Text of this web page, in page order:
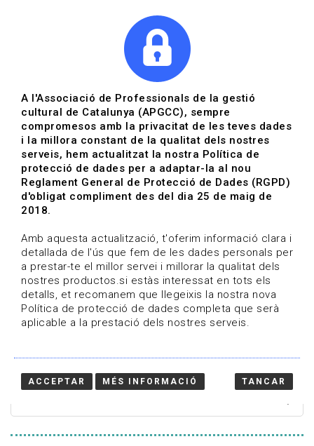
Actualitza't
Vols estar al dia?
HOME / BLOG
Estigues al dia
Convocatòries, activitats i notícies del sector de la
cultura.
A l'Associació de Professionals de la gestió
cultural de Catalunya (APGCC), sempre
compromesos amb la privacitat de les teves dades
i la millora constant de la qualitat dels nostres
serveis, hem actualitzat la nostra Política de
protecció de dades per a adaptar-la al nou
Reglament General de Protecció de Dades (RGPD)
d'obligat compliment des del dia 25 de maig de
2018.
Amb aquesta actualització, t'oferim informació clara i
detallada de l'ús que fem de les dades personals per
a prestar-te el millor servei i millorar la qualitat dels
nostres productos.si estàs interessat en tots els
detalls, et recomanem que llegeixis la nostra nova
Política de protecció de dades completa que serà
aplicable a la prestació dels nostres serveis.
ACCEPTAR MÉS INFORMACIÓ TANCAR